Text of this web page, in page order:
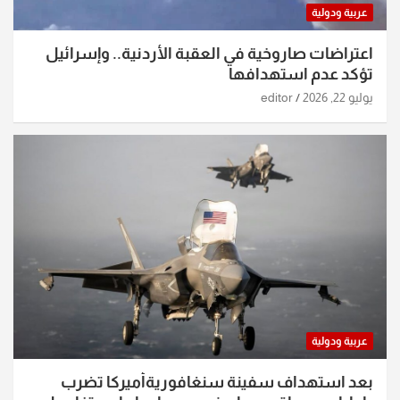
عربية ودولية
اعتراضات صاروخية في العقبة الأردنية.. وإسرائيل
تؤكد عدم استهدافها
يوليو 22, 2026 editor
عربية ودولية
بعد استهداف سفينة سنغافوريةأميركا تضرب